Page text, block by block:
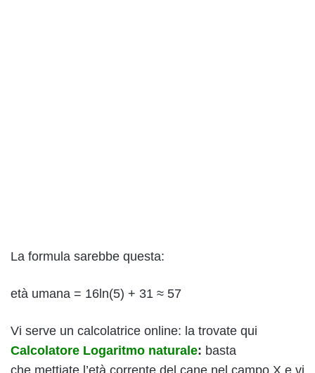
La formula sarebbe questa:
età umana = 16ln(5) + 31 ≈ 57
Vi serve un calcolatrice online: la trovate qui
Calcolatore Logaritmo naturale: basta
che mettiate l’età corrente del cane nel campo X e vi